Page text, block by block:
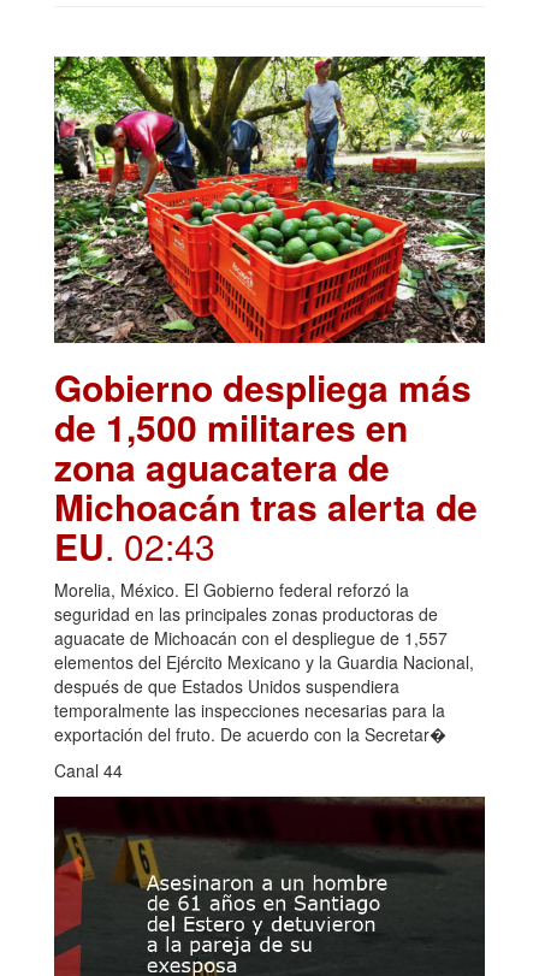
Gobierno despliega más
de 1,500 militares en
zona aguacatera de
Michoacán tras alerta de
EU. 02:43
Morelia, México. El Gobierno federal reforzó la
seguridad en las principales zonas productoras de
aguacate de Michoacán con el despliegue de 1,557
elementos del Ejército Mexicano y la Guardia Nacional,
después de que Estados Unidos suspendiera
temporalmente las inspecciones necesarias para la
exportación del fruto. De acuerdo con la Secretar�
Canal 44